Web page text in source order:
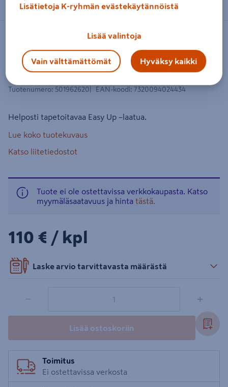
Tapetti Borås Anno 4540 kuitu
10,05m
Tuotenumero: 501962620 EAN-koodi: 7320094024434
Helposti tapetoitavaa Easy Up –laatua.
Lue koko tuotekuvaus
Katso liitetiedostot
Tuote ei ole ostettavissa verkkokaupasta. Katso
myymäläsaatavuus ja hinta tästä.
110€/kpl
110 € / kpl
Laske arvio tarvittavasta määrästä
− +
Lisää ostoskoriin
Toimitus
Ei ostettavissa verkosta
Lisätietoja K-ryhmän evästekäytännöistä
Lisää valintoja
Vain välttämättömät Hyväksy kaikki